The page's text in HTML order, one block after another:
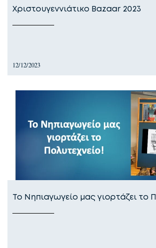
Χριστουγεννιάτικο Bazaar 2023
12/12/2023
Το Νηπιαγωγείο μας γιορτάζει το